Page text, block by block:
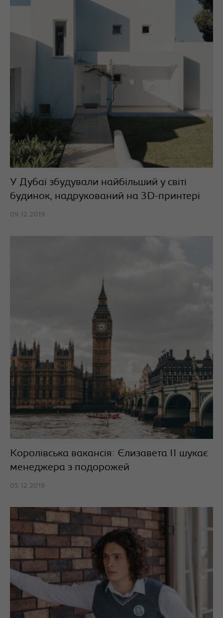
У Дубаї збудували найбільший у світі
будинок, надрукований на 3D-принтері
09.12.2019
Королівська вакансія: Єлизавета ІІ шукає
менеджера з подорожей
05.12.2019